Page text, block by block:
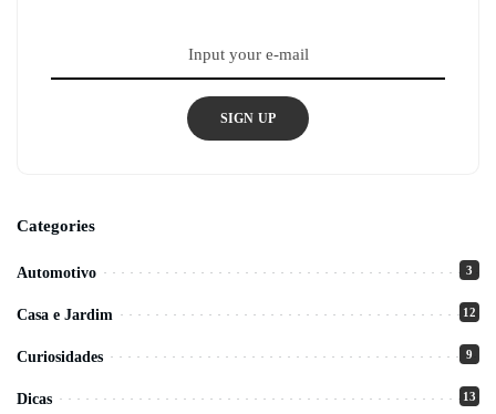
SIGN UP
Categories
Automotivo 3
Casa e Jardim 12
Curiosidades 9
Dicas 13